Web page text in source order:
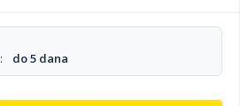
do 5 dana